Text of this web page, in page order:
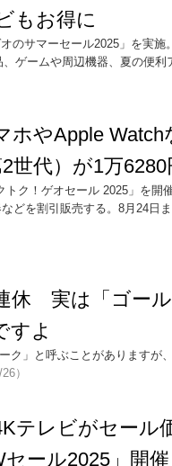
もお得に
のサマーセール2025」を実
ゲームや周辺機器、夏の便
ホやApple
2世代）が1万
ク！ゲオセール 2025」を開
どを割引販売する。8月24日
休 実は「ゴー
すよ
ク」と呼ぶことがありますが
）
テレビがセー
ール2025」開催